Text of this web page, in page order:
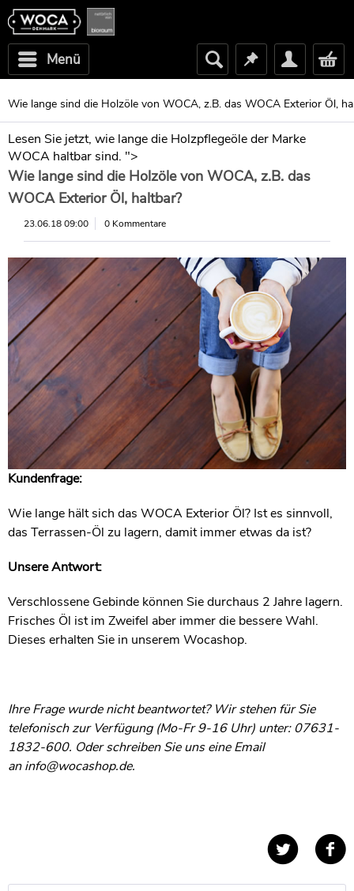
Menü
Wie lange sind die Holzöle von WOCA, z.B. das WOCA Exterior Öl,
Lesen Sie jetzt, wie lange die Holzpflegeöle der Marke
WOCA haltbar sind. ">
Wie lange sind die Holzöle von WOCA, z.B. das
WOCA Exterior Öl, haltbar?
23.06.18 09:00 0 Kommentare
Kundenfrage:
Wie lange hält sich das WOCA Exterior Öl? Ist es sinnvoll,
das Terrassen-Öl zu lagern, damit immer etwas da ist?
Unsere Antwort:
Verschlossene Gebinde können Sie durchaus 2 Jahre lagern.
Frisches Öl ist im Zweifel aber immer die bessere Wahl.
Dieses erhalten Sie in unserem Wocashop.
Ihre Frage wurde nicht beantwortet? Wir stehen für Sie
telefonisch zur Verfügung (Mo-Fr 9-16 Uhr) unter: 07631-
1832-600. Oder schreiben Sie uns eine Email
aninfo@wocashop.de.